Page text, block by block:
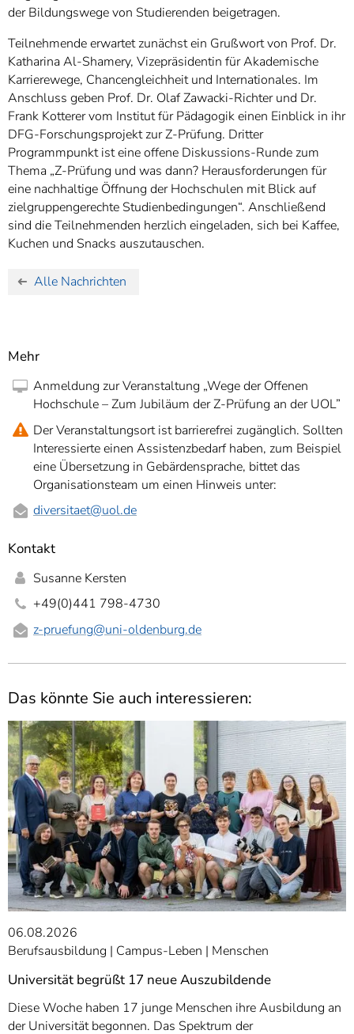
der Bildungswege von Studierenden beigetragen.
Teilnehmende erwartet zunächst ein Grußwort von Prof. Dr.
Katharina Al-Shamery, Vizepräsidentin für Akademische
Karrierewege, Chancengleichheit und Internationales. Im
Anschluss geben Prof. Dr. Olaf Zawacki-Richter und Dr.
Frank Kotterer vom Institut für Pädagogik einen Einblick in ihr
DFG-Forschungsprojekt zur Z-Prüfung. Dritter
Programmpunkt ist eine offene Diskussions-Runde zum
Thema „Z-Prüfung und was dann? Herausforderungen für
eine nachhaltige Öffnung der Hochschulen mit Blick auf
zielgruppengerechte Studienbedingungen“. Anschließend
sind die Teilnehmenden herzlich eingeladen, sich bei Kaffee,
Kuchen und Snacks auszutauschen.
Alle Nachrichten
Mehr
Anmeldung zur Veranstaltung „Wege der Offenen
Hochschule – Zum Jubiläum der Z-Prüfung an der UOL”
Der Veranstaltungsort ist barrierefrei zugänglich. Sollten
Interessierte einen Assistenzbedarf haben, zum Beispiel
eine Übersetzung in Gebärdensprache, bittet das
Organisationsteam um einen Hinweis unter:
diversitaet@uol.de
Kontakt
Susanne Kersten
+49(0)441 798-4730
z-pruefung@uni-oldenburg.de
Das könnte Sie auch interessieren:
06.08.2026
Berufsausbildung
Campus-Leben Menschen
Universität begrüßt 17 neue Auszubildende
Diese Woche haben 17 junge Menschen ihre Ausbildung an
der Universität begonnen. Das Spektrum der